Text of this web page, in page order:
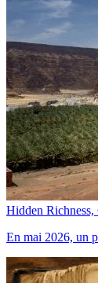
Hidden
En mai 2026, un